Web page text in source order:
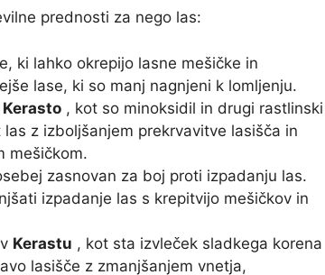
prednosti za nego las:
ki lahko okrepijo lasne mešičke in
lase, ki so manj nagnjeni k lomljenju.
Kerasto , kot so minoksidil in drugi rastlinski
z izboljšanjem prekrvavitve lasišča in
mešičkom.
zasnovan za boj proti izpadanju las.
izpadanje las s krepitvijo mešičkov in
Kerastu , kot sta izvleček sladkega korena
lasišče z zmanjšanjem vnetja,